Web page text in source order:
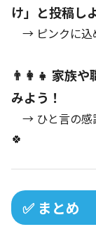
け」と投稿し
→ ピンクに込
👨‍👩‍👧 家族
みよう！
→ ひと言の感
🍀
✅ まとめ